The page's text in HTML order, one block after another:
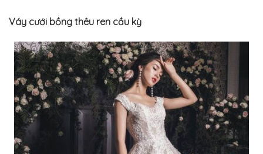
Váy cưới bồng thêu ren cầu kỳ